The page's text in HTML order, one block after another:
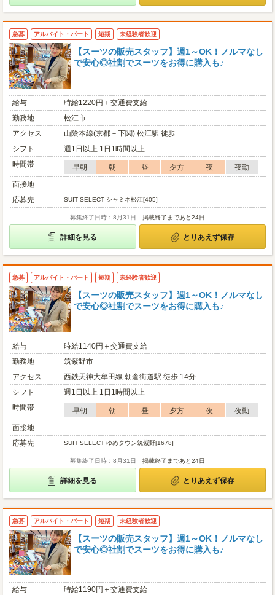
急募 アルバイト・パート 短期 未経験者歓迎
【スーツの販売スタッフ】週1～OK！ノルマなし
で安心◎社割でスーツをお得に購入も♪
給与
時給1220円＋交通費支給
勤務地
松江市
アクセス
山陰本線(京都－下関) 松江駅 徒歩
シフト
週1日以上 1日1時間以上
時間帯
早朝 朝 昼 夕方 夜
夜勤
面接地
応募先
SUIT SELECT シャミネ松江[405]
募集終了日時：8月31日 掲載終了まであと24日
詳細を見る とりあえず保存
急募 アルバイト・パート 短期 未経験者歓迎
【スーツの販売スタッフ】週1～OK！ノルマなし
で安心◎社割でスーツをお得に購入も♪
給与
時給1140円＋交通費支給
勤務地
筑紫野市
アクセス
西鉄天神大牟田線 朝倉街道駅 徒歩 14分
シフト
週1日以上 1日1時間以上
時間帯
早朝 朝 昼 夕方 夜
夜勤
面接地
応募先
SUIT SELECT ゆめタウン筑紫野[1678]
募集終了日時：8月31日 掲載終了まであと24日
詳細を見る とりあえず保存
急募 アルバイト・パート 短期 未経験者歓迎
【スーツの販売スタッフ】週1～OK！ノルマなし
で安心◎社割でスーツをお得に購入も♪
給与
時給1190円＋交通費支給